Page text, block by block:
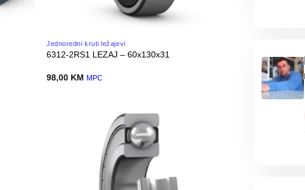
Jednoredni kruti ležajevi
6312-2RS1 LEZAJ – 60x130x31
98,00 KM MPC